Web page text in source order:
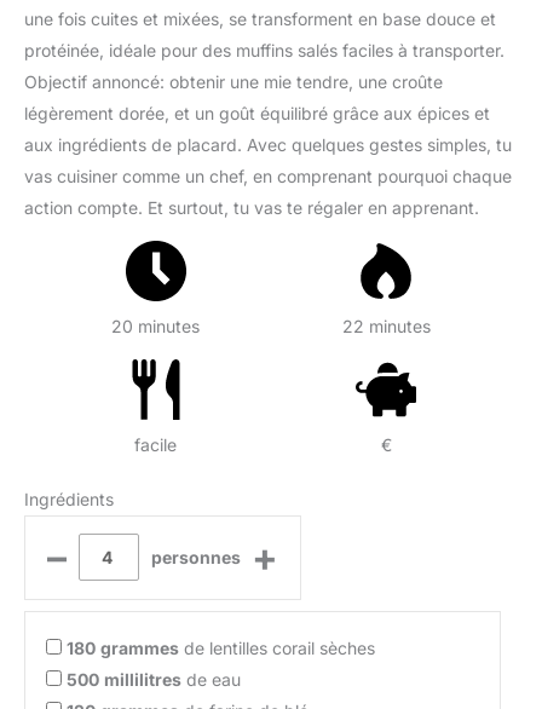
une fois cuites et mixées, se transforment en base douce et
protéinée, idéale pour des muffins salés faciles à transporter.
Objectif annoncé: obtenir une mie tendre, une croûte
légèrement dorée, et un goût équilibré grâce aux épices et
aux ingrédients de placard. Avec quelques gestes simples, tu
vas cuisiner comme un chef, en comprenant pourquoi chaque
action compte. Et surtout, tu vas te régaler en apprenant.
20 minutes 22 minutes
facile €
Ingrédients
– personnes +
180 grammes de lentilles corail sèches
500 millilitres de eau